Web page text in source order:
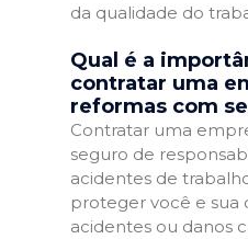
da qualidade do
Qual é a
contratar uma
reformas com
Contratar uma
seguro de
acidentes de
proteger você e sua
acidentes ou danos